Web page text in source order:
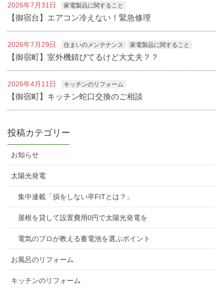
2026年7月31日 家電製品に関すること
【御宿台】エアコン冷えない！緊急修理
2026年7月29日 住まいのメンテナンス 家電製品に関すること
【御宿町】室外機錆びてるけど大丈夫？？
2026年4月11日 キッチンのリフォーム
【御宿町】キッチン蛇口交換のご相談
投稿カテゴリー
お知らせ
太陽光発電
集中連載「損をしない卒FITとは？」
屋根を貸して設置費用0円で太陽光発電を
電気のプロが教える蓄電池を選ぶポイント
お風呂のリフォーム
キッチンのリフォーム